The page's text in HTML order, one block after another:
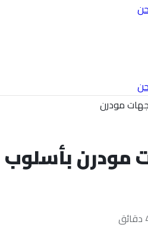
مودرن
مودرن بأسلوب